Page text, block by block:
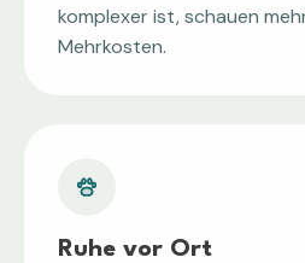
komplexer ist, schauen
Mehrkosten.
Ruhe vor Ort